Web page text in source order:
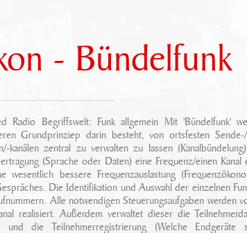
- Bündelfunk
Radio Begriffswelt: Funk allgemein Mit 'Bündelfunk'
Grundprinziep darin besteht, von ortsfesten
kanälen zentral zu verwalten zu lassen
(Sprache oder Daten) eine Frequenz/einen
wesentlich bessere Frequenzauslastung
Die Identifikation und Auswahl der einzelnen
Alle notwendigen Steuerungsaufgaben werden
realisiert. Außerdem verwaltet dieser die
und die Teilnehmerregistrierung (Welche